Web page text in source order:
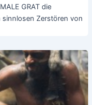
GRAT die
Zerstören von